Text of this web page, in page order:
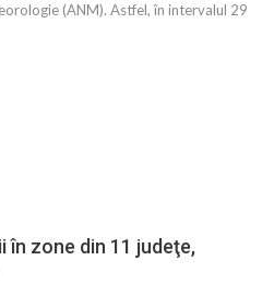
(ANM). Astfel, în intervalul 29
în zone din 11 judeţe,